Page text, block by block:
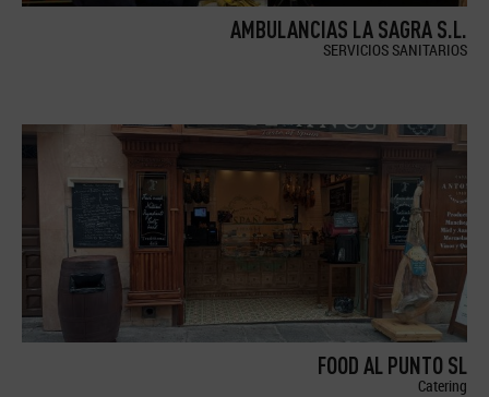
AMBULANCIAS LA SAGRA S.L.
SERVICIOS SANITARIOS
FOOD AL PUNTO SL
Catering